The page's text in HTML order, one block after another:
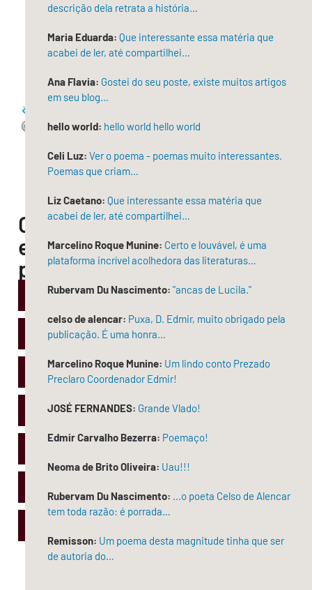
Compartilhe
esse
post!
descrição dela retrata a história…
Maria Eduarda: Que interessante essa matéria que
acabei de ler, até compartilhei…
Ana Flavia: Gostei do seu poste, existe muitos artigos
em seu blog…
hello world: hello world hello world
Celi Luz: Ver o poema - poemas muito interessantes.
Poemas que criam…
Liz Caetano: Que interessante essa matéria que
acabei de ler, até compartilhei…
Marcelino Roque Munine: Certo e louvável, é uma
plataforma incrível acolhedora das literaturas…
Rubervam Du Nascimento: "ancas de Lucila."
celso de alencar: Puxa, D. Edmir, muito obrigado pela
publicação. É uma honra…
Marcelino Roque Munine: Um lindo conto Prezado
Preclaro Coordenador Edmir!
JOSÉ FERNANDES: Grande Vlado!
Edmir Carvalho Bezerra: Poemaço!
Neoma de Brito Oliveira: Uau!!!
Rubervam Du Nascimento: ...o poeta Celso de Alencar
tem toda razão: é porrada…
Remisson: Um poema desta magnitude tinha que ser
de autoria do…